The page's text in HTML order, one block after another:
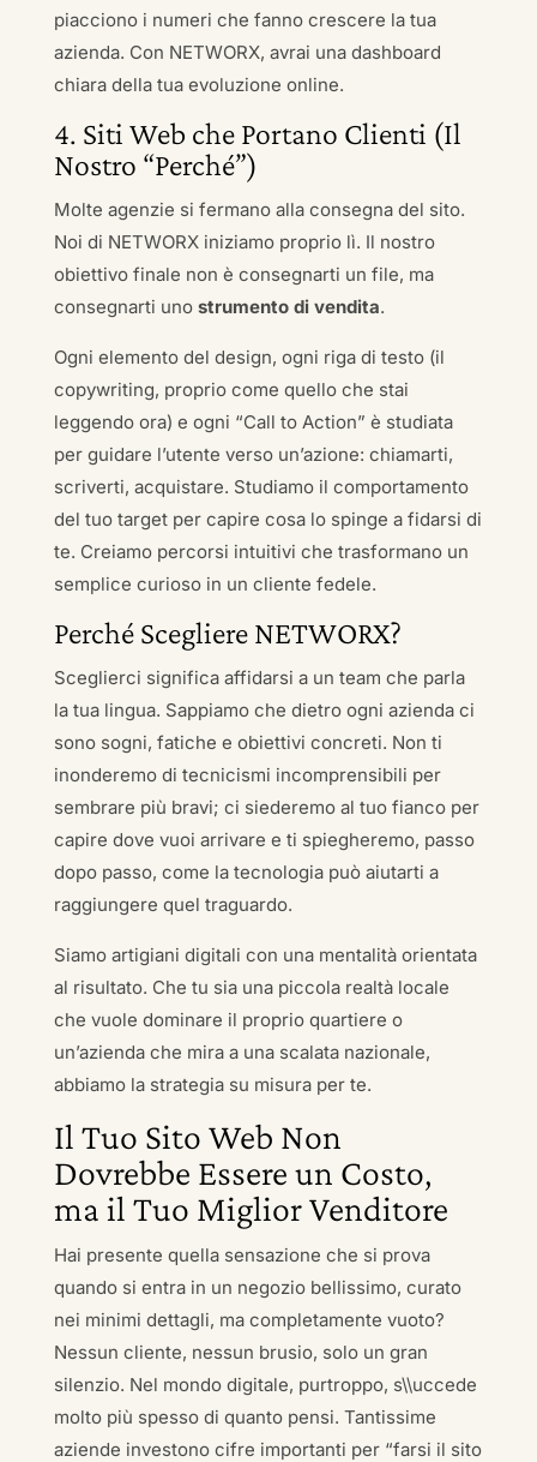
piacciono i numeri che fanno crescere la tua
azienda. Con NETWORX, avrai una dashboard
chiara della tua evoluzione online.
4. Siti Web che Portano Clienti (Il
Nostro “Perché”)
Molte agenzie si fermano alla consegna del sito.
Noi di NETWORX iniziamo proprio lì. Il nostro
obiettivo finale non è consegnarti un file, ma
consegnarti uno strumento di vendita.
Ogni elemento del design, ogni riga di testo (il
copywriting, proprio come quello che stai
leggendo ora) e ogni “Call to Action” è studiata
per guidare l’utente verso un’azione: chiamarti,
scriverti, acquistare. Studiamo il comportamento
del tuo target per capire cosa lo spinge a fidarsi di
te. Creiamo percorsi intuitivi che trasformano un
semplice curioso in un cliente fedele.
Perché Scegliere NETWORX?
Sceglierci significa affidarsi a un team che parla
la tua lingua. Sappiamo che dietro ogni azienda ci
sono sogni, fatiche e obiettivi concreti. Non ti
inonderemo di tecnicismi incomprensibili per
sembrare più bravi; ci siederemo al tuo fianco per
capire dove vuoi arrivare e ti spiegheremo, passo
dopo passo, come la tecnologia può aiutarti a
raggiungere quel traguardo.
Siamo artigiani digitali con una mentalità orientata
al risultato. Che tu sia una piccola realtà locale
che vuole dominare il proprio quartiere o
un’azienda che mira a una scalata nazionale,
abbiamo la strategia su misura per te.
Il Tuo Sito Web Non
Dovrebbe Essere un Costo,
ma il Tuo Miglior Venditore
Hai presente quella sensazione che si prova
quando si entra in un negozio bellissimo, curato
nei minimi dettagli, ma completamente vuoto?
Nessun cliente, nessun brusio, solo un gran
silenzio. Nel mondo digitale, purtroppo, s\\uccede
molto più spesso di quanto pensi. Tantissime
aziende investono cifre importanti per “farsi il sito